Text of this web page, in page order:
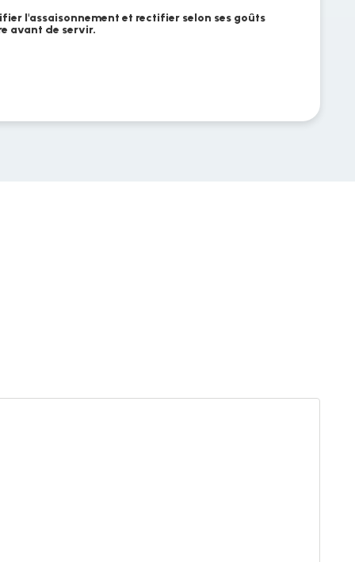
l'assaisonnement et rectifier selon ses goûts
avant de servir.